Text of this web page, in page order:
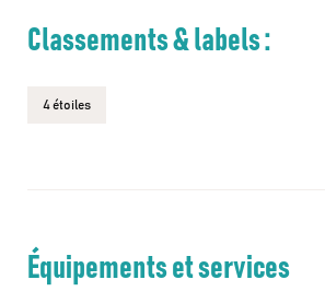
Classements & labels :
4 étoiles
Équipements et services